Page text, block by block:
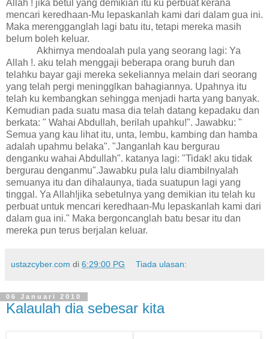
Allah ! jika betul yang demikian itu ku perbuat kerana
mencari keredhaan-Mu lepaskanlah kami dari dalam gua ini.
Maka merengganglah lagi batu itu, tetapi mereka masih
belum boleh keluar.
Akhirnya mendoalah pula yang seorang lagi: Ya
Allah !. aku telah menggaji beberapa orang buruh dan
telahku bayar gaji mereka sekeliannya melain dari seorang
yang telah pergi meningglkan bahagiannya. Upahnya itu
telah ku kembangkan sehingga menjadi harta yang banyak.
Kemudian pada suatu masa dia telah datang kepadaku dan
berkata: " Wahai Abdullah, berilah upahku!". Jawabku: "
Semua yang kau lihat itu, unta, lembu, kambing dan hamba
adalah upahmu belaka". "Janganlah kau bergurau
denganku wahai Abdullah". katanya lagi: "Tidak! aku tidak
bergurau denganmu".Jawabku pula lalu diambilnyalah
semuanya itu dan dihalaunya, tiada suatupun lagi yang
tinggal. Ya Allah!jika sebetulnya yang demikian itu telah ku
perbuat untuk mencari keredhaan-Mu lepaskanlah kami dari
dalam gua ini." Maka bergoncanglah batu besar itu dan
mereka pun terus berjalan keluar.
ustazcyber.com di 6:29:00 PG Tiada ulasan:
06 Januari 2010
Kalaulah dia sebesar kita